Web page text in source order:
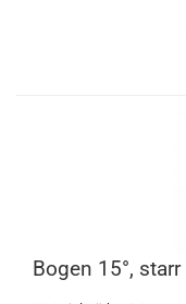
Bogen 15°, starr